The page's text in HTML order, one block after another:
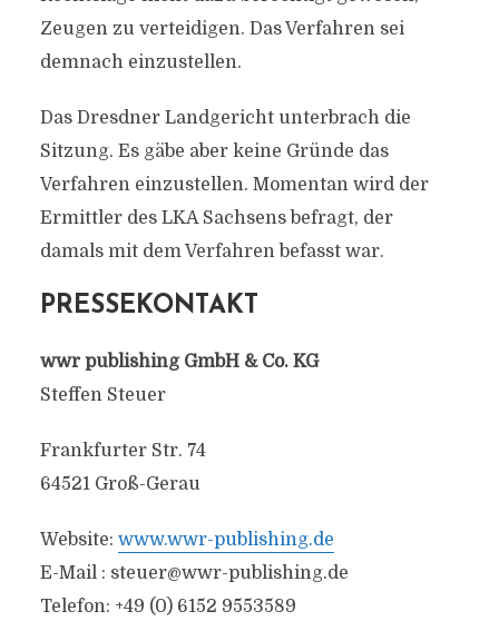
Zeugen zu verteidigen. Das Verfahren sei
demnach einzustellen.
Das Dresdner Landgericht unterbrach die
Sitzung. Es gäbe aber keine Gründe das
Verfahren einzustellen. Momentan wird der
Ermittler des LKA Sachsens befragt, der
damals mit dem Verfahren befasst war.
PRESSEKONTAKT
wwr publishing GmbH & Co. KG
Steffen Steuer
Frankfurter Str. 74
64521 Groß-Gerau
Website: www.wwr-publishing.de
E-Mail : steuer@wwr-publishing.de
Telefon: +49 (0) 6152 9553589